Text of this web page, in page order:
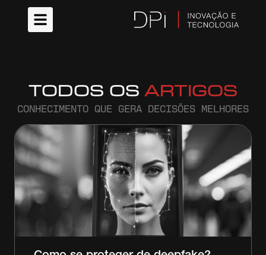
TODOS OS ARTIGOS
CONHECIMENTO QUE GERA DECISÕES MELHORES